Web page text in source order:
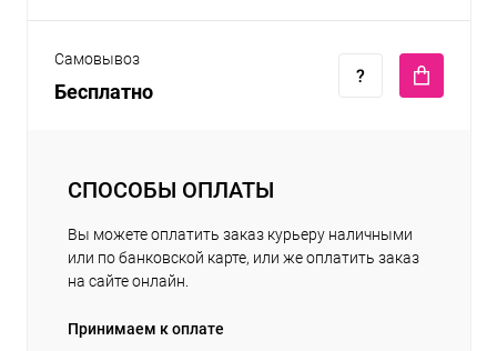
Самовывоз
Бесплатно
СПОСОБЫ ОПЛАТЫ
Вы можете оплатить заказ курьеру наличными
или по банковской карте, или же оплатить заказ
на сайте онлайн.
Принимаем к оплате